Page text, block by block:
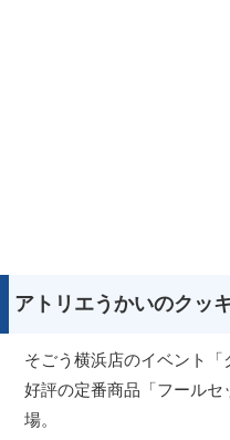
アトリエうかいのクッ
そごう横浜店のイベント
好評の定番商品「フール
場。